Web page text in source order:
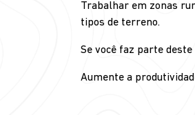
Trabalhar em zonas
tipos de terreno.
Se você faz parte
Aumente a